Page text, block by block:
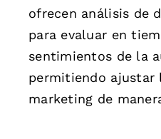
ofrecen análisis de
para evaluar en
sentimientos de la
permitiendo ajustar
marketing de